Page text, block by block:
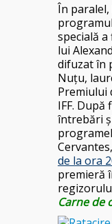
În paralel,
specială
lui
difuzat în
Nuțu,
Premiului
IFF. După
întrebări
de la ora
premieră
Carne de